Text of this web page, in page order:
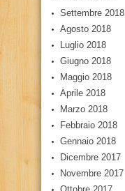
Settembre 2018
Agosto 2018
Luglio 2018
Giugno 2018
Maggio 2018
Aprile 2018
Marzo 2018
Febbraio 2018
Gennaio 2018
Dicembre 2017
Novembre 2017